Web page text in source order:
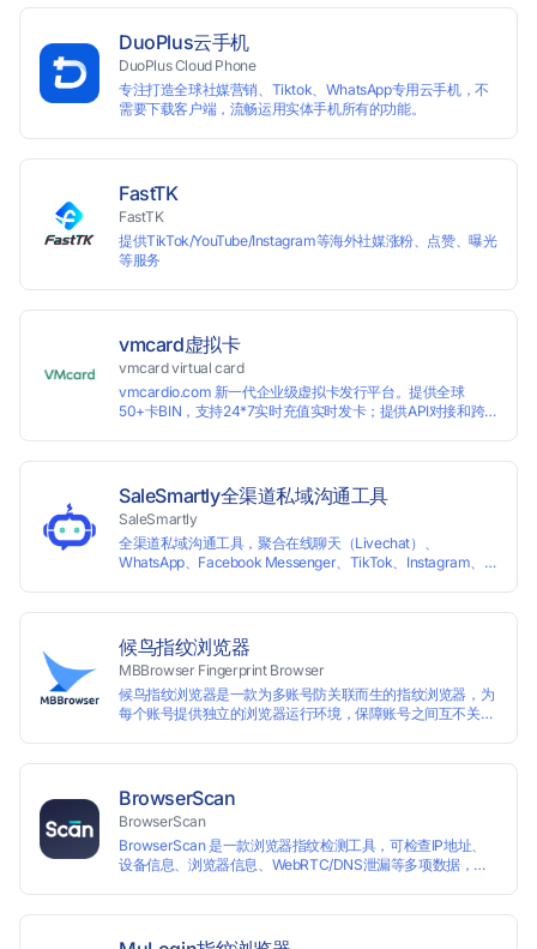
DuoPlus云手机
DuoPlus Cloud Phone
专注打造全球社媒营销、Tiktok、WhatsApp专用云手机，不
需要下载客户端，流畅运用实体手机所有的功能。
FastTK
FastTK
提供TikTok/YouTube/Instagram等海外社媒涨粉、点赞、曝光
等服务
vmcard虚拟卡
vmcard virtual card
vmcardio.com 新一代企业级虚拟卡发行平台。提供全球
50+卡BIN，支持24*7实时充值实时发卡；提供API对接和跨
SaleSmartly全渠道私域沟通工具
SaleSmartly
全渠道私域沟通工具，聚合在线聊天（Livechat）、
WhatsApp、Facebook Messenger、TikTok、Instagram、
候鸟指纹浏览器
MBBrowser Fingerprint Browser
候鸟指纹浏览器是一款为多账号防关联而生的指纹浏览器，为
每个账号提供独立的浏览器运行环境，保障账号之间互不关
个账号的使用场景。 候鸟指纹浏览器适用于跨境电商多店铺运
营、海淘代购、Affiliate广告联盟、SEO优化、社交媒体营销
等多种行业应用。
BrowserScan
BrowserScan
BrowserScan 是一款浏览器指纹检测工具，可检查IP地址、
设备信息、浏览器信息、WebRTC/DNS泄漏等多项数据，保